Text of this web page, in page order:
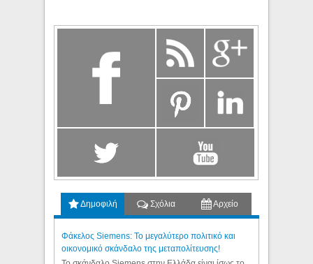
Δημοφιλή Σχόλια Αρχείο
Φάκελος Siemens: Το μεγαλύτερο πολιτικό και
οικονομικό σκάνδαλο της μεταπολίτευσης!